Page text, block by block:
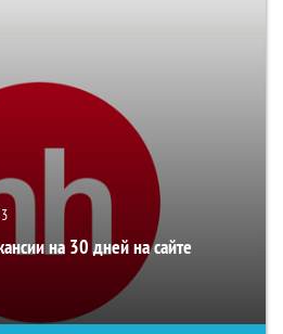
3
на 30 дней на сайте